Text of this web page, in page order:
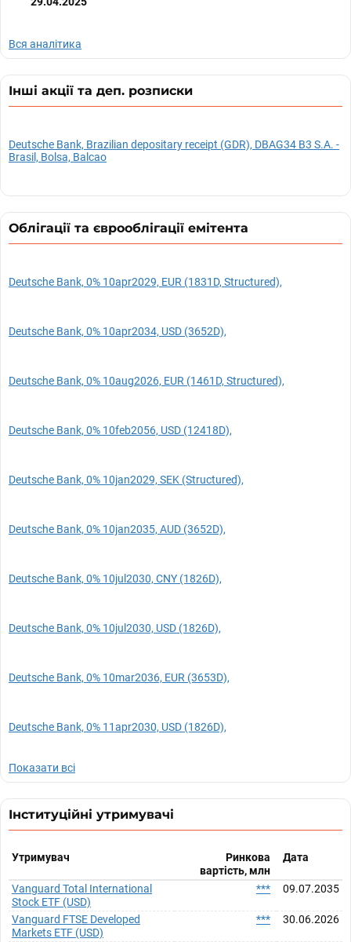
Вся аналітика
Інші акції та деп. розписки
Deutsche Bank, Brazilian depositary receipt (GDR), DBAG34 B3 S.A. -
Brasil, Bolsa, Balcao
Облігації та єврооблігації емітента
Deutsche Bank, 0% 10apr2029, EUR (1831D, Structured),
Deutsche Bank, 0% 10apr2034, USD (3652D),
Deutsche Bank, 0% 10aug2026, EUR (1461D, Structured),
Deutsche Bank, 0% 10feb2056, USD (12418D),
Deutsche Bank, 0% 10jan2029, SEK (Structured),
Deutsche Bank, 0% 10jan2035, AUD (3652D),
Deutsche Bank, 0% 10jul2030, CNY (1826D),
Deutsche Bank, 0% 10jul2030, USD (1826D),
Deutsche Bank, 0% 10mar2036, EUR (3653D),
Deutsche Bank, 0% 11apr2030, USD (1826D),
Показати всі
Інституційні утримувачі
Утримувач
Ринкова
вартість, млн
Дата
Vanguard Total International
Stock ETF (USD)
*** 09.07.2035
Vanguard FTSE Developed
Markets ETF (USD)
*** 30.06.2026